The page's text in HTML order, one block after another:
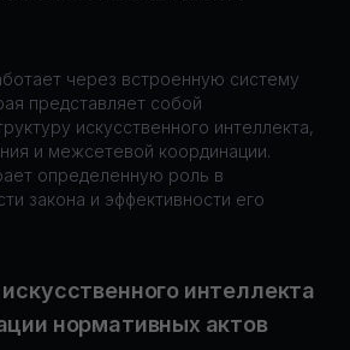
через встроенную систему
представляет собой
искусственного интеллекта,
и межсетевой координации.
определенную роль в
закона и эффективности его
интеллекта
нормативных актов